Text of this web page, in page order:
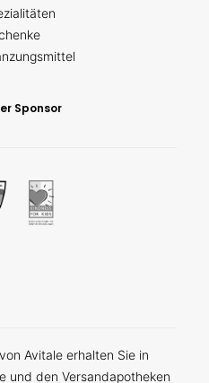
Sponsor
Avitale erhalten Sie in
und den Versandapotheken